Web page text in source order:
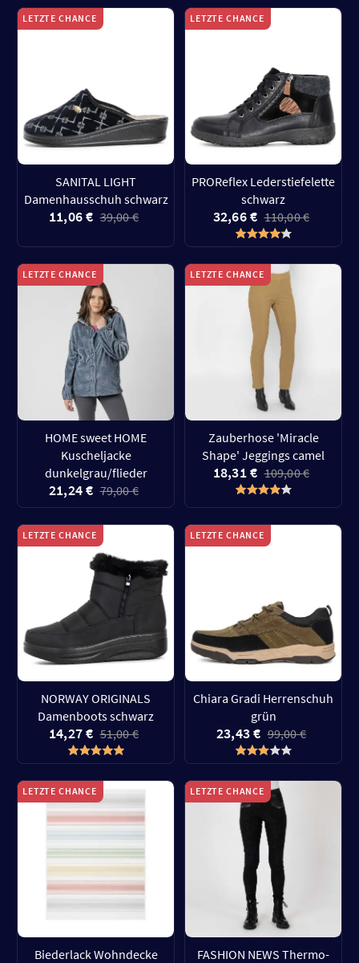
LETZTE CHANCE
SANITAL LIGHT
Damenhausschuh schwarz
11,06 € 39,00 €
LETZTE CHANCE
PROReflex Lederstiefelette
schwarz
32,66 € 110,00 €
LETZTE CHANCE
HOME sweet HOME
Kuscheljacke
dunkelgrau/flieder
21,24 € 79,00 €
LETZTE CHANCE
Zauberhose 'Miracle
Shape' Jeggings camel
18,31 € 109,00 €
LETZTE CHANCE
NORWAY ORIGINALS
Damenboots schwarz
14,27 € 51,00 €
LETZTE CHANCE
Chiara Gradi Herrenschuh
grün
23,43 € 99,00 €
LETZTE CHANCE
Biederlack Wohndecke
LETZTE CHANCE
FASHION NEWS Thermo-